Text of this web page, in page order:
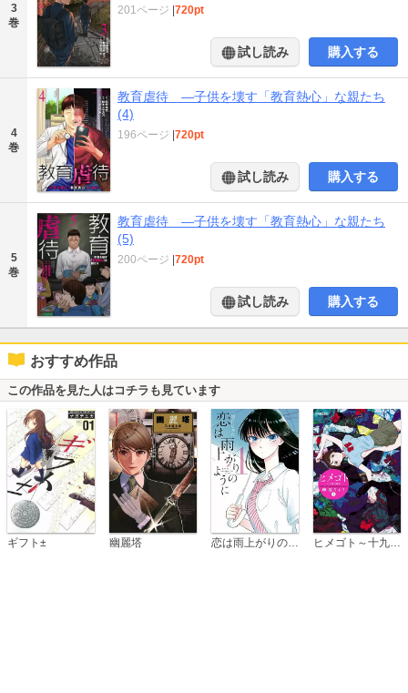
3
巻
201ページ |720pt
試し読み 購入する
4
巻
教育虐待 ―子供を壊す「教育熱心」な親たち
(4)
196ページ |720pt
試し読み 購入する
5
巻
教育虐待 ―子供を壊す「教育熱心」な親たち
(5)
200ページ |720pt
試し読み 購入する
おすすめ作品
この作品を見た人はコチラも見ています
ギフト± 幽麗塔 ヒメゴト～十九歳の制服～